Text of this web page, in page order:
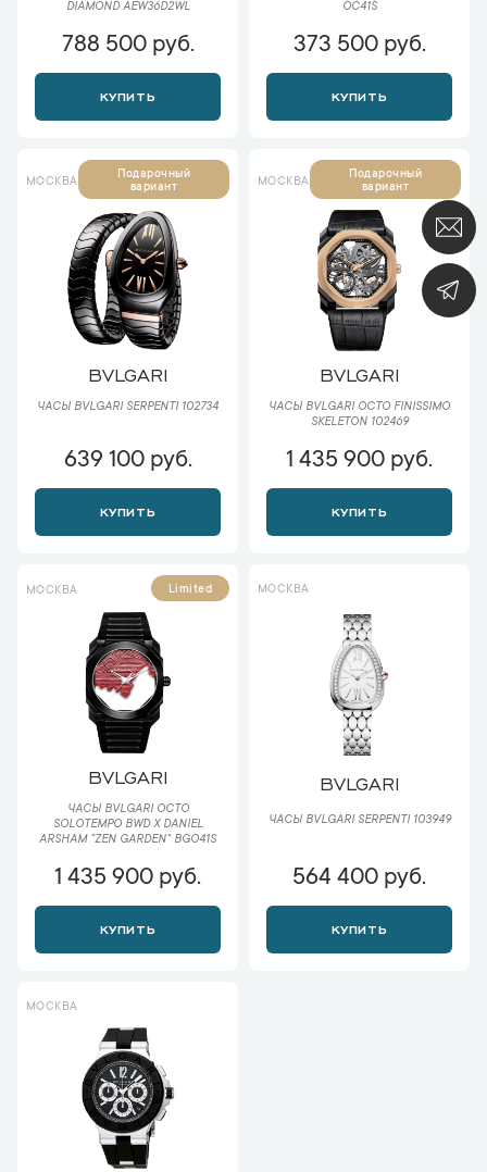
DIAMOND AEW36D2WL
788 500 руб.
КУПИТЬ
OC41S
373 500 руб.
КУПИТЬ
МОСКВА
Подарочный
вариант
BVLGARI
ЧАСЫ BVLGARI SERPENTI 102734
639 100 руб.
КУПИТЬ
МОСКВА
Подарочный
вариант
BVLGARI
ЧАСЫ BVLGARI OCTO FINISSIMO
SKELETON 102469
1 435 900 руб.
КУПИТЬ
МОСКВА Limited
BVLGARI
ЧАСЫ BVLGARI OCTO
SOLOTEMPO BWD X DANIEL
ARSHAM "ZEN GARDEN" BGO41S
1 435 900 руб.
КУПИТЬ
МОСКВА
BVLGARI
ЧАСЫ BVLGARI SERPENTI 103949
564 400 руб.
КУПИТЬ
МОСКВА